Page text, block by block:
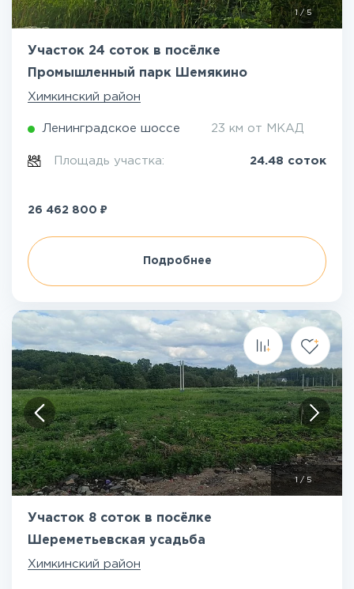
1 /5
Участок 24 соток в посёлке
Промышленный парк Шемякино
Химкинский район
Ленинградское шоссе 23 км от МКАД
Площадь участка: 24.48 соток
26 462 800 ₽
Подробнее
1 / 5
Участок 8 соток в посёлке
Шереметьевская усадьба
Химкинский район